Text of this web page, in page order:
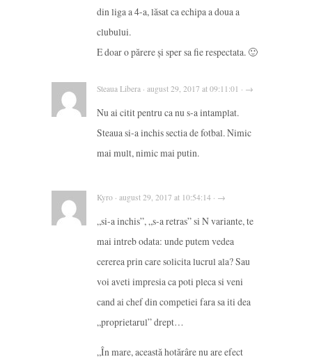
din liga a 4-a, lăsat ca echipa a doua a
clubului.
E doar o părere și sper sa fie respectata. 🙂
Steaua Libera · august 29, 2017 at 09:11:01 · →
Nu ai citit pentru ca nu s-a intamplat.
Steaua si-a inchis sectia de fotbal. Nimic
mai mult, nimic mai putin.
Kyro · august 29, 2017 at 10:54:14 · →
„si-a inchis”, „s-a retras” si N variante, te
mai intreb odata: unde putem vedea
cererea prin care solicita lucrul ala? Sau
voi aveti impresia ca poti pleca si veni
cand ai chef din competiei fara sa iti dea
„proprietarul” drept…
„În mare, această hotărâre nu are efect